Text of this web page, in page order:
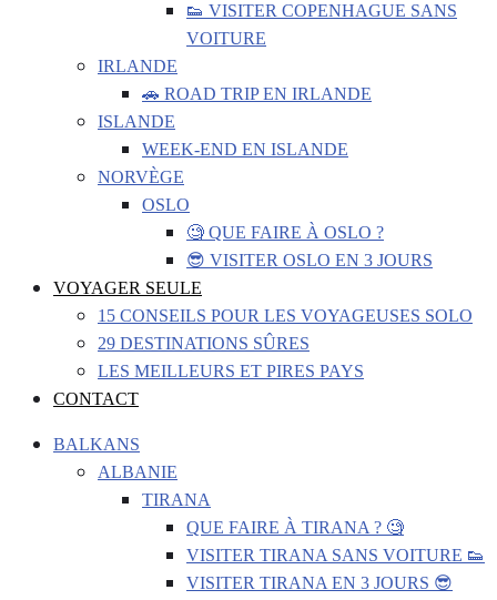
👟 VISITER COPENHAGUE SANS
VOITURE
IRLANDE
🚗 ROAD TRIP EN IRLANDE
ISLANDE
WEEK-END EN ISLANDE
NORVÈGE
OSLO
🧐 QUE FAIRE À OSLO ?
😎 VISITER OSLO EN 3 JOURS
VOYAGER SEULE
15 CONSEILS POUR LES VOYAGEUSES SOLO
29 DESTINATIONS SÛRES
LES MEILLEURS ET PIRES PAYS
CONTACT
BALKANS
ALBANIE
TIRANA
QUE FAIRE À TIRANA ? 🧐
VISITER TIRANA SANS VOITURE 👟
VISITER TIRANA EN 3 JOURS 😎